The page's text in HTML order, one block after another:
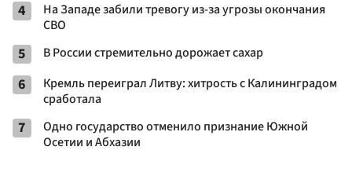
4
На Западе забили тревогу из-за угрозы окончания
СВО
5 В России стремительно дорожает сахар
6
Кремль переиграл Литву: хитрость с Калининградом
сработала
7
Одно государство отменило признание Южной
Осетии и Абхазии